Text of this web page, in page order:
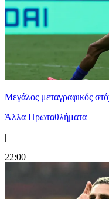
Μεγάλος μεταγραφικός
Άλλα Πρωταθλήματα
|
22:00